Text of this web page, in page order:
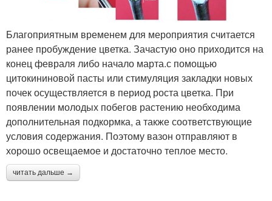
Благоприятным временем для мероприятия считается
ранее пробуждение цветка. Зачастую оно приходится на
конец февраля либо начало марта.с помощью
цитокининовой пасты или стимуляция закладки новых
почек осуществляется в период роста цветка. При
появлении молодых побегов растению необходима
дополнительная подкормка, а также соответствующие
условия содержания. Поэтому вазон отправляют в
хорошо освещаемое и достаточно теплое место.
читать дальше →